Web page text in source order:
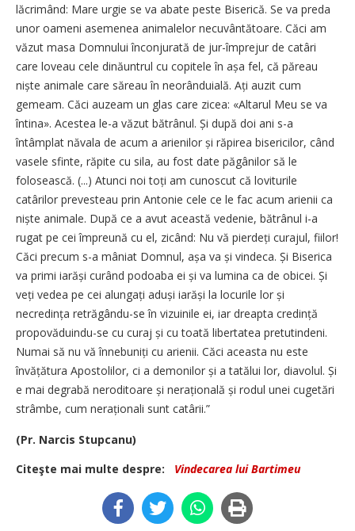
lăcrimând: Mare urgie se va abate peste Biserică. Se va preda
unor oameni asemenea animalelor necuvântătoare. Căci am
văzut masa Domnului înconjurată de jur-împrejur de catâri
care loveau cele dinăuntrul cu copitele în așa fel, că păreau
niște animale care săreau în neorânduială. Ați auzit cum
gemeam. Căci auzeam un glas care zicea: «Altarul Meu se va
întina». Acestea le-a văzut bătrânul. Și după doi ani s-a
întâmplat năvala de acum a arienilor și răpirea bisericilor, când
vasele sfinte, răpite cu sila, au fost date păgânilor să le
folosească. (...) Atunci noi toți am cunoscut că loviturile
catârilor prevesteau prin Antonie cele ce le fac acum arienii ca
niște animale. După ce a avut această vedenie, bătrânul i-a
rugat pe cei împreună cu el, zicând: Nu vă pierdeți curajul, fiilor!
Căci precum s-a mâniat Domnul, așa va și vindeca. Și Biserica
va primi iarăși curând podoaba ei și va lumina ca de obicei. Și
veți vedea pe cei alungați aduși iarăși la locurile lor și
necredința retrăgându-se în vizuinile ei, iar dreapta credință
propovăduindu-se cu curaj și cu toată libertatea pretutindeni.
Numai să nu vă înnebuniți cu arienii. Căci aceasta nu este
învățătura Apostolilor, ci a demonilor și a tatălui lor, diavolul. Și
e mai degrabă neroditoare și nerațională și rodul unei cugetări
strâmbe, cum neraționali sunt catârii.”
(Pr. Narcis Stupcanu)
Citeşte mai multe despre:
Vindecarea lui Bartimeu